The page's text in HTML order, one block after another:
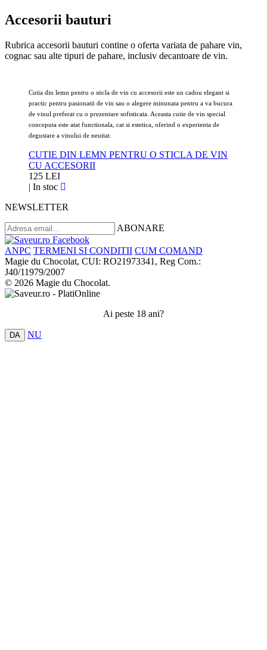
Accesorii bauturi
Rubrica accesorii bauturi contine o oferta variata de pahare vin,
cognac sau alte tipuri de pahare, inclusiv decantoare de vin.
Cutia din lemn pentru o sticla de vin cu accesorii este un cadou elegant si
practic pentru pasionatii de vin sau o alegere minunata pentru a va bucura
de vinul preferat cu o prezentare sofisticata. Aceasta cutie de vin special
conceputa este atat functionala, cat si estetica, oferind o experienta de
degustare a vinului de neuitat.
CUTIE DIN LEMN PENTRU O STICLA DE VIN
CU ACCESORII
125 LEI
| In stoc
NEWSLETTER
ABONARE
ANPC TERMENI SI CONDITII CUM COMAND
Magie du Chocolat, CUI: RO21973341, Reg Com.:
J40/11979/2007
© 2026 Magie du Chocolat.
Ai peste 18 ani?
DA NU